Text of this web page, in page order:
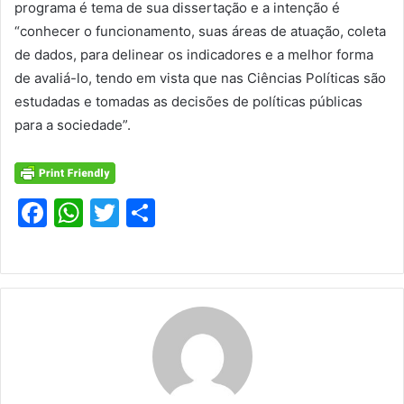
programa é tema de sua dissertação e a intenção é
“conhecer o funcionamento, suas áreas de atuação, coleta
de dados, para delinear os indicadores e a melhor forma
de avaliá-lo, tendo em vista que nas Ciências Políticas são
estudadas e tomadas as decisões de políticas públicas
para a sociedade”.
F
c
e
W
at
s
T
itt
er
ar
e